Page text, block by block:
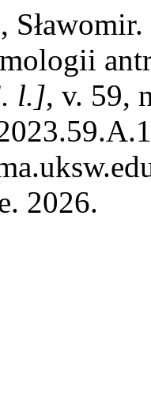
l.], v. 59,
2026.